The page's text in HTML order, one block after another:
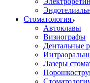
Стоматология
Автоклавы
Визиографы
Дентальные
Лазеры